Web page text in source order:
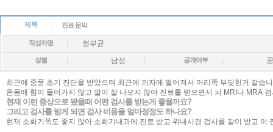
제목 진료 문의
작성자명 정부균
성별 남성 공개여부
최근에 중풍 초기 진단을 받았으며 최근에 의자에 떨어져서 머리쪽 부딪힌거 같습
온몸에 힘이 들어가지 않고 말이 잘 나오지 않아 진료를 받으면서 뇌 MRI나 MRA
현재 이런 증상으로 봤을때 어떤 검사를 받는게 좋을까요?
그리고 검사를 받게 되면 검사 비용을 얼마정정도 하나요?
현재 소화기쪽도 좋지 않아 소화기내과에 진료 받고 위내시경 검사를 같이 받고